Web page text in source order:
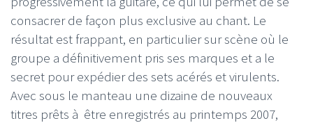
consacrer de façon plus exclusive au chant. Le
résultat est frappant, en particulier sur scène où le
groupe a définitivement pris ses marques et a le
secret pour expédier des sets acérés et virulents.
Avec sous le manteau une dizaine de nouveaux
titres prêts à être enregistrés au printemps 2007,